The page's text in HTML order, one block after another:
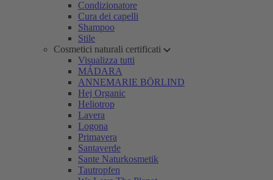
Condizionatore
Cura dei capelli
Shampoo
Stile
Cosmetici naturali certificati
Visualizza tutti
MÁDARA
ANNEMARIE BÖRLIND
Hej Organic
Heliotrop
Lavera
Logona
Primavera
Santaverde
Sante Naturkosmetik
Tautropfen